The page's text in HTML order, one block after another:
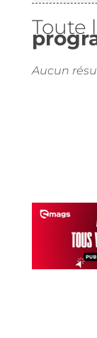
Toute
Aucun